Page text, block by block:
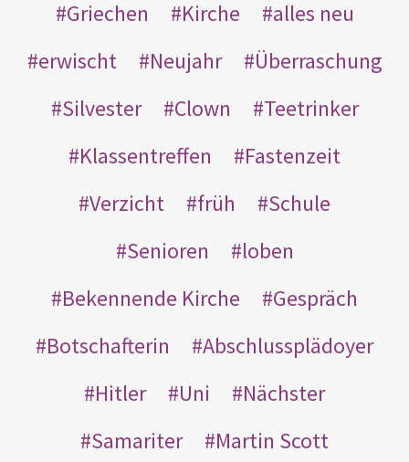
Griechen
Kirche
alles neu
erwischt
Neujahr
Überraschung
Silvester
Clown
Teetrinker
Klassentreffen
Fastenzeit
Verzicht
früh
Schule
Senioren
loben
Bekennende Kirche
Gespräch
Botschafterin
Abschlussplädoyer
Hitler
Uni
Nächster
Samariter
Martin Scott